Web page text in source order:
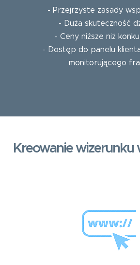
- Przejrzyste zasady
- Duża skuteczność
- Ceny niższe niż
- Dostęp do panelu
monitorującego
Kreowanie wizerunku